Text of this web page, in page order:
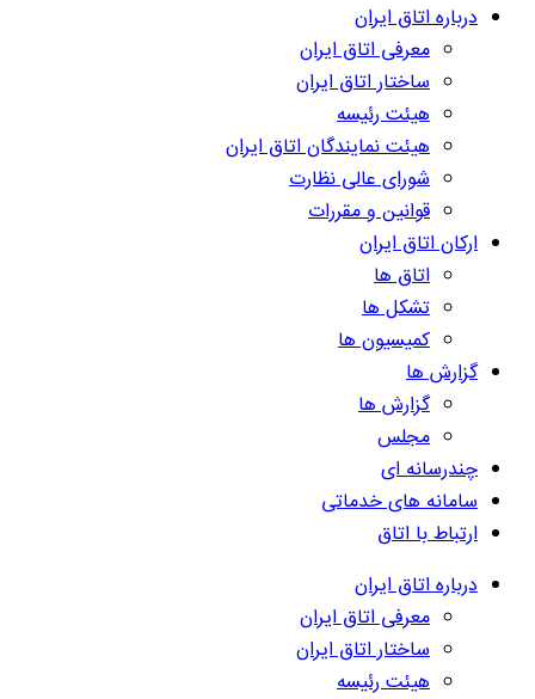
درباره اتاق ایران
معرفی اتاق ایران
ساختار اتاق ایران
هیئت رئیسه
هیئت نمایندگان اتاق ایران
شورای عالی نظارت
قوانین و مقررات
ارکان اتاق ایران
اتاق ها
تشکل ها
کمیسیون ها
گزارش ها
گزارش ها
مجلس
چندرسانه ای
سامانه های خدماتی
ارتباط با اتاق
درباره اتاق ایران
معرفی اتاق ایران
ساختار اتاق ایران
هیئت رئیسه